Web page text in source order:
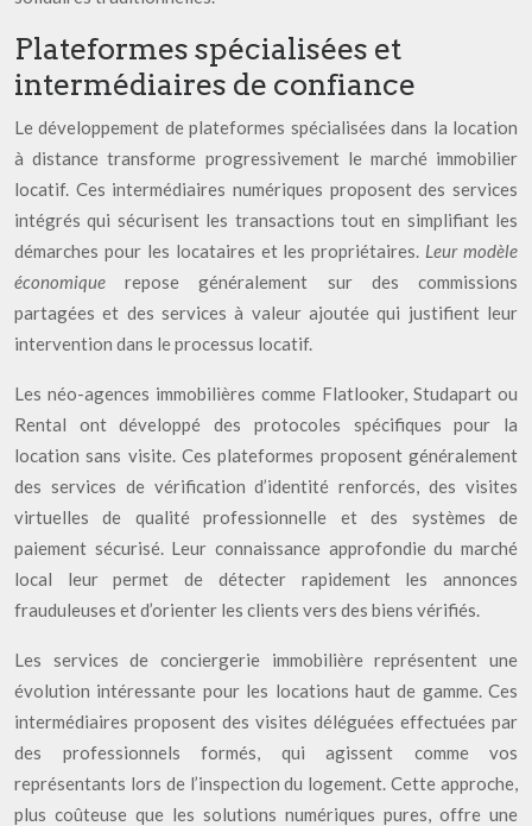
Plateformes spécialisées et
intermédiaires de confiance
Le développement de plateformes spécialisées dans la location
à distance transforme progressivement le marché immobilier
locatif. Ces intermédiaires numériques proposent des services
intégrés qui sécurisent les transactions tout en simplifiant les
démarches pour les locataires et les propriétaires. Leur modèle
économique repose généralement sur des commissions
partagées et des services à valeur ajoutée qui justifient leur
intervention dans le processus locatif.
Les néo-agences immobilières comme Flatlooker, Studapart ou
Rental ont développé des protocoles spécifiques pour la
location sans visite. Ces plateformes proposent généralement
des services de vérification d’identité renforcés, des visites
virtuelles de qualité professionnelle et des systèmes de
paiement sécurisé. Leur connaissance approfondie du marché
local leur permet de détecter rapidement les annonces
frauduleuses et d’orienter les clients vers des biens vérifiés.
Les services de conciergerie immobilière représentent une
évolution intéressante pour les locations haut de gamme. Ces
intermédiaires proposent des visites déléguées effectuées par
des professionnels formés, qui agissent comme vos
représentants lors de l’inspection du logement. Cette approche,
plus coûteuse que les solutions numériques pures, offre une